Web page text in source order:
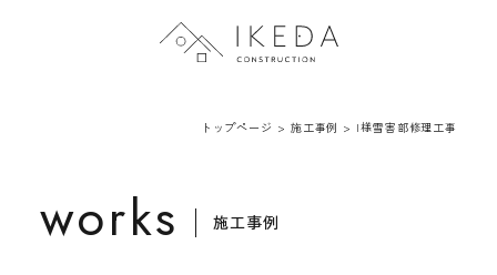
トップページ
会社案内
トップページ > 施工事例 > I様雪害部修理工事
works 施工事例